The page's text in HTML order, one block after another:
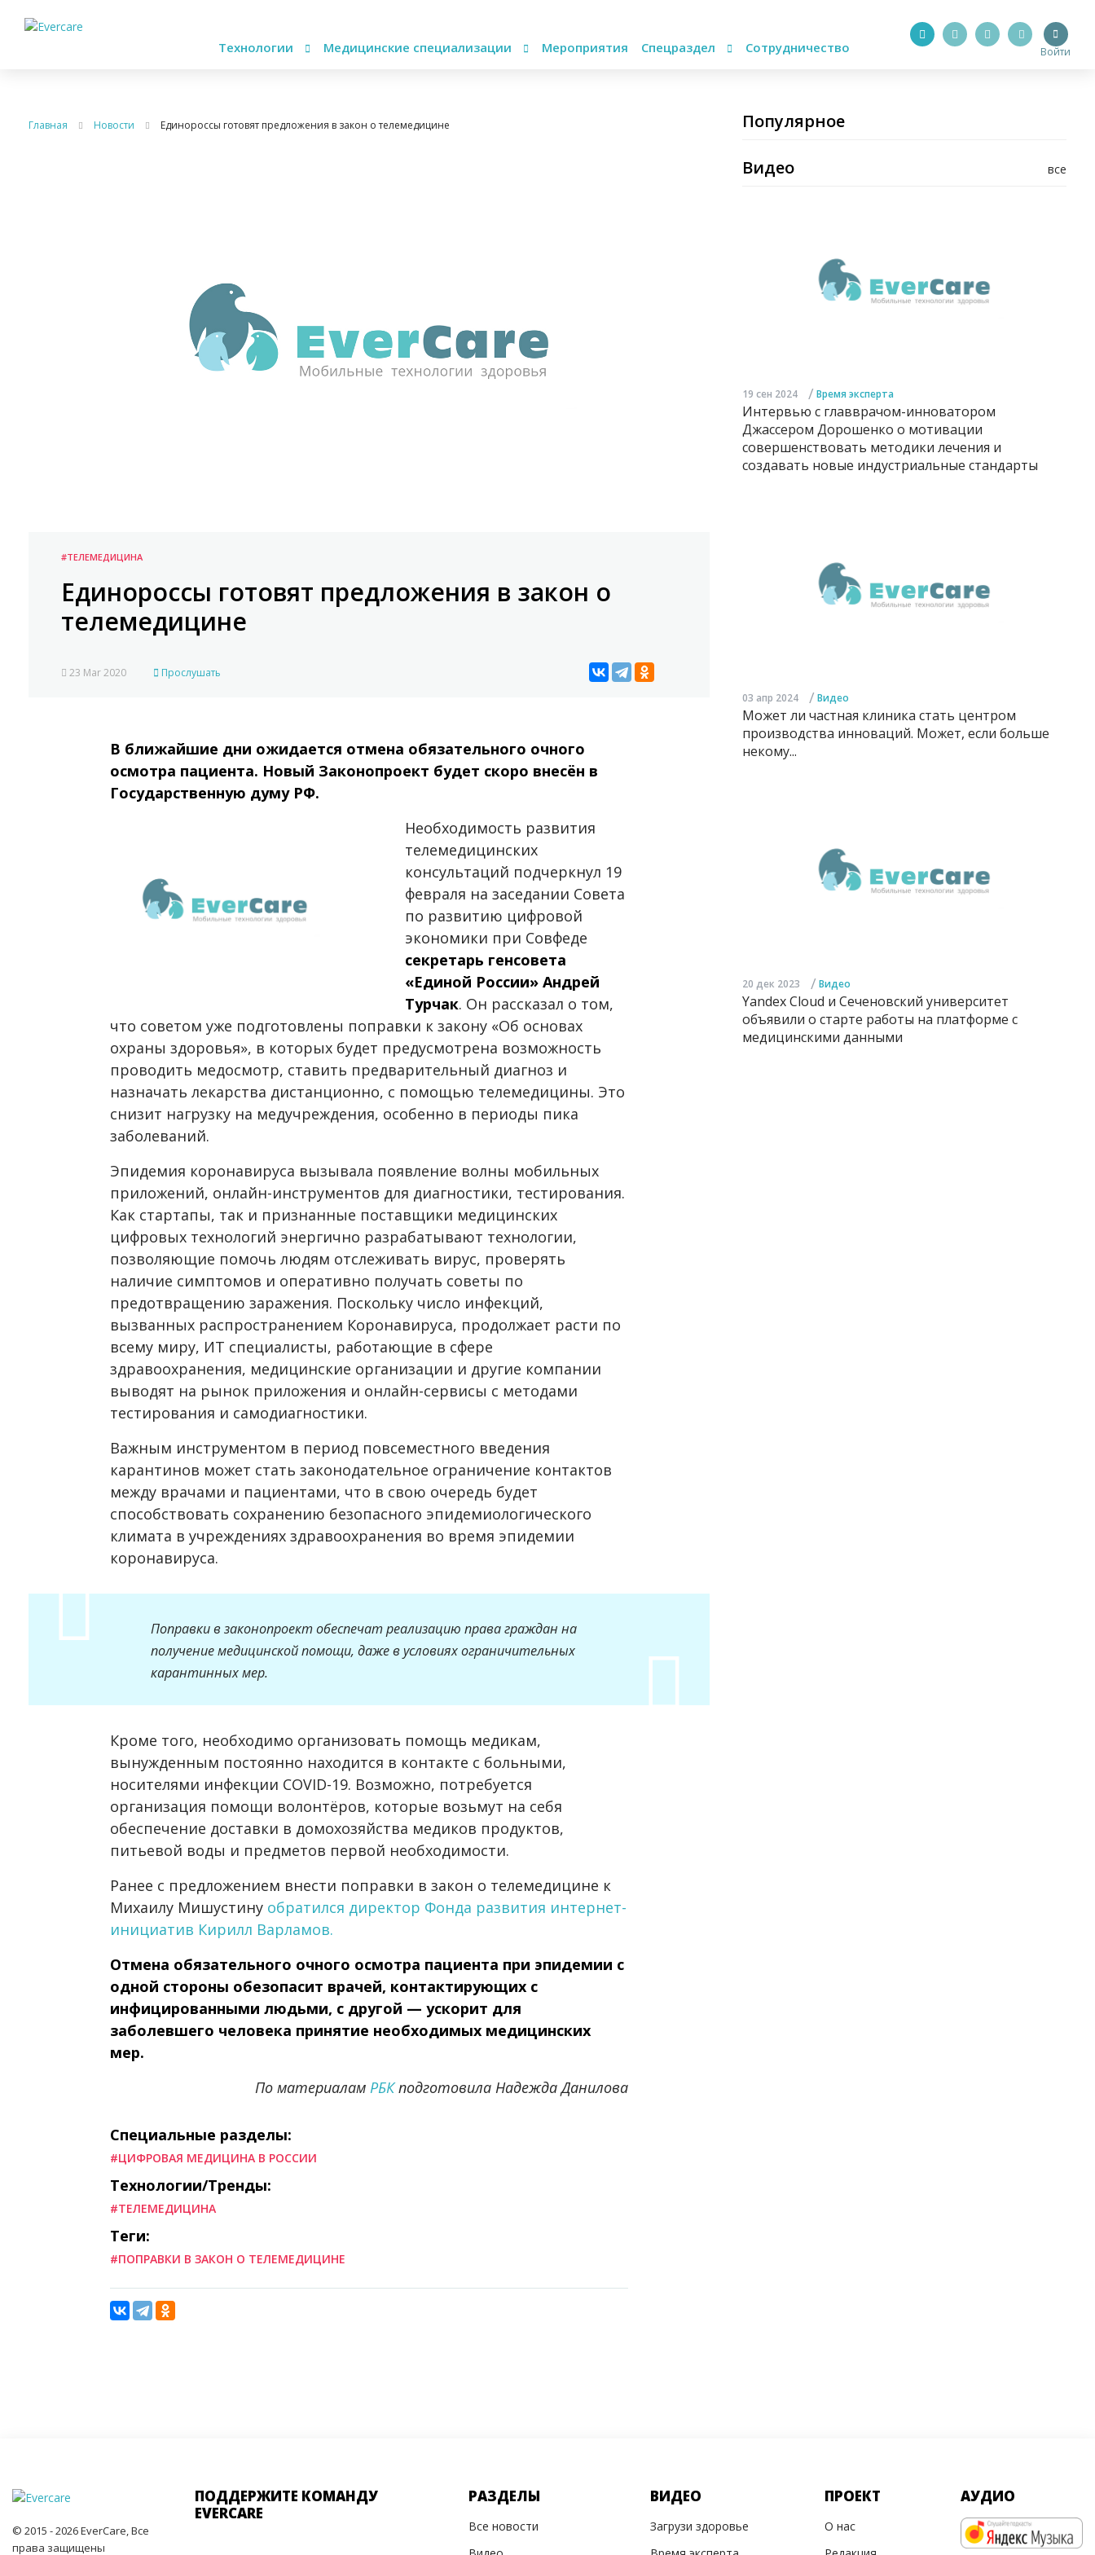
Технологии Медицинские специализации Мероприятия Спецраздел Сотрудничество Войти
Главная Новости Единороссы готовят предложения в закон о телемедицине
#ТЕЛЕМЕДИЦИНА
Единороссы готовят предложения в закон о
телемедицине
23 Mar 2020 Прослушать
В ближайшие дни ожидается отмена обязательного очного
осмотра пациента. Новый Законопроект будет скоро внесён в
Государственную думу РФ.
Необходимость развития
телемедицинских
консультаций подчеркнул 19
февраля на заседании Совета
по развитию цифровой
экономики при Совфеде
секретарь генсовета
«Единой России» Андрей
Турчак. Он рассказал о том,
что советом уже подготовлены поправки к закону «Об основах
охраны здоровья», в которых будет предусмотрена возможность
проводить медосмотр, ставить предварительный диагноз и
назначать лекарства дистанционно, с помощью телемедицины. Это
снизит нагрузку на медучреждения, особенно в периоды пика
заболеваний.
Эпидемия коронавируса вызывала появление волны мобильных
приложений, онлайн-инструментов для диагностики, тестирования.
Как стартапы, так и признанные поставщики медицинских
цифровых технологий энергично разрабатывают технологии,
позволяющие помочь людям отслеживать вирус, проверять
наличие симптомов и оперативно получать советы по
предотвращению заражения. Поскольку число инфекций,
вызванных распространением Коронавируса, продолжает расти по
всему миру, ИТ специалисты, работающие в сфере
здравоохранения, медицинские организации и другие компании
выводят на рынок приложения и онлайн-сервисы с методами
тестирования и самодиагностики.
Важным инструментом в период повсеместного введения
карантинов может стать законодательное ограничение контактов
между врачами и пациентами, что в свою очередь будет
способствовать сохранению безопасного эпидемиологического
климата в учреждениях здравоохранения во время эпидемии
коронавируса.
Поправки в законопроект обеспечат реализацию права граждан на
получение медицинской помощи, даже в условиях ограничительных
карантинных мер.
Кроме того, необходимо организовать помощь медикам,
вынужденным постоянно находится в контакте с больными,
носителями инфекции COVID-19. Возможно, потребуется
организация помощи волонтёров, которые возьмут на себя
обеспечение доставки в домохозяйства медиков продуктов,
питьевой воды и предметов первой необходимости.
Ранее с предложением внести поправки в закон о телемедицине к
Михаилу Мишустину обратился директор Фонда развития интернет-
инициатив Кирилл Варламов.
Отмена обязательного очного осмотра пациента при эпидемии с
одной стороны обезопасит врачей, контактирующих с
инфицированными людьми, с другой — ускорит для
заболевшего человека принятие необходимых медицинских
мер.
По материалам РБКподготовила Надежда Данилова
Специальные разделы:
#ЦИФРОВАЯ МЕДИЦИНА В РОССИИ
Технологии/Тренды:
#ТЕЛЕМЕДИЦИНА
Теги:
#ПОПРАВКИ В ЗАКОН О ТЕЛЕМЕДИЦИНЕ
Популярное
все
Видео
19 сен 2024 / Время эксперта
Интервью с главврачом-инноватором
Джассером Дорошенко о мотивации
совершенствовать методики лечения и
создавать новые индустриальные стандарты
03 апр 2024 / Видео
Может ли частная клиника стать центром
производства инноваций. Может, если больше
некому...
20 дек 2023 / Видео
Yandex Cloud и Сеченовский университет
объявили о старте работы на платформе с
медицинскими данными
© 2015 - 2026 EverCare, Все
права защищены
ПОДДЕРЖИТЕ КОМАНДУ
EVERCARE
РАЗДЕЛЫ
Все новости
ВИДЕО
Загрузи здоровье
ПРОЕКТ
О нас
АУДИО